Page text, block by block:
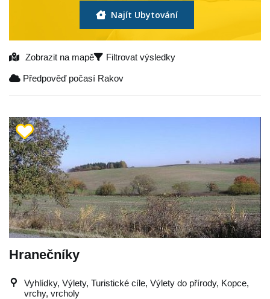
Najít Ubytování
Zobrazit na mapě Filtrovat výsledky
Předpověď počasí Rakov
Hranečníky
Vyhlídky, Výlety, Turistické cíle, Výlety do přírody, Kopce,
vrchy, vrcholy